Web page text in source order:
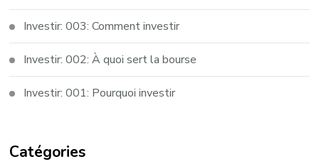
Investir: 003: Comment investir
Investir: 002: À quoi sert la bourse
Investir: 001: Pourquoi investir
Catégories